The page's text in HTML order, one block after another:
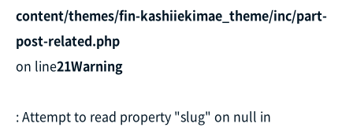
content/themes/fin-kashiiekimae_theme/inc/part-
post-related.php
on line21Warning
: Attempt to read property "slug" on null in